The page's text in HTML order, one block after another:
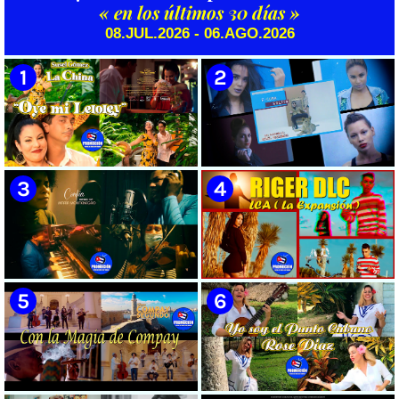
Henry García Quintana ||
Videoclip || Música Popular
Bailable Cubana || Son - Salsa -
musical ¨Niño siniestro¨ | Autor:
Ernesto Romero | Director:
Héctor Falagán De Cabo |
Cubana | Artistas Cubanos |
Instrumental | CUBA
« en los últimos 30 días »
08.JUL.2026 - 06.AGO.2026
🟡 Susel Gómez (La China) ||
¨Oye Mi Leloley¨ || Director:
Onelio Jesús Larralde González
|| Música popular bailable
cubana || Videoclip || CUBA
🟡 F-CUBA - ¨Solita¨ -
Videoclip - Director: Asiel
Babastro
🟡 María Montenegro -
¨Confía¨ 📺 Videoclip. CUBA
🟡 Riger DLC || ¨LCA ( La
Expansión )¨ || Director: Dani
A.R || Música cubana || Videoclip